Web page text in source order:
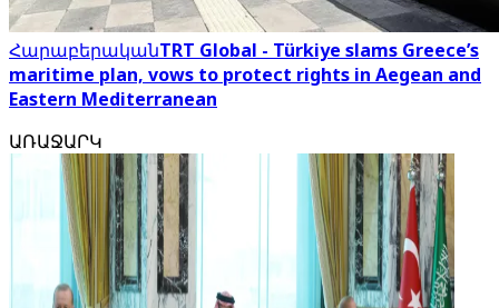
ՀարաբերականTRT Global - Türkiye slams Greece’s
maritime plan, vows to protect rights in Aegean and
Eastern Mediterranean
ԱՌԱՋԱՐԿ